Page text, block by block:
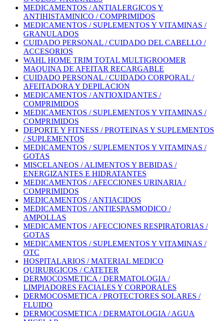
MEDICAMENTOS / ANTIALERGICOS Y
ANTIHISTAMINICO / COMPRIMIDOS
MEDICAMENTOS / SUPLEMENTOS Y VITAMINAS /
GRANULADOS
CUIDADO PERSONAL / CUIDADO DEL CABELLO /
ACCESORIOS
WAHL HOME TRIM TOTAL MULTIGROOMER
MAQUINA DE AFEITAR RECARGABLE
CUIDADO PERSONAL / CUIDADO CORPORAL /
AFEITADORA Y DEPILACION
MEDICAMENTOS / ANTIOXIDANTES /
COMPRIMIDOS
MEDICAMENTOS / SUPLEMENTOS Y VITAMINAS /
COMPRIMIDOS
DEPORTE Y FITNESS / PROTEINAS Y SUPLEMENTOS
/ SUPLEMENTOS
MEDICAMENTOS / SUPLEMENTOS Y VITAMINAS /
GOTAS
MISCELANEOS / ALIMENTOS Y BEBIDAS /
ENERGIZANTES E HIDRATANTES
MEDICAMENTOS / AFECCIONES URINARIA /
COMPRIMIDOS
MEDICAMENTOS / ANTIACIDOS
MEDICAMENTOS / ANTIESPASMODICO /
AMPOLLAS
MEDICAMENTOS / AFECCIONES RESPIRATORIAS /
GOTAS
MEDICAMENTOS / SUPLEMENTOS Y VITAMINAS /
OTC
HOSPITALARIOS / MATERIAL MEDICO
QUIRURGICOS / CATETER
DERMOCOSMETICA / DERMATOLOGIA /
LIMPIADORES FACIALES Y CORPORALES
DERMOCOSMETICA / PROTECTORES SOLARES /
FLUIDO
DERMOCOSMETICA / DERMATOLOGIA / AGUA